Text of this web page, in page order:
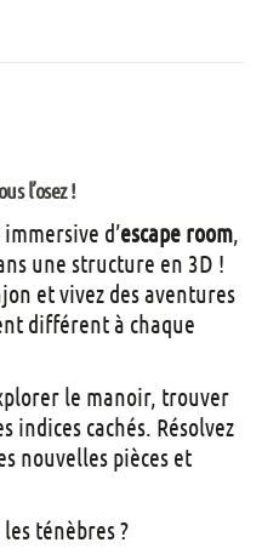
l’osez !
d’escape room,
une structure en 3D !
et vivez des aventures
différent à chaque
le manoir, trouver
indices cachés. Résolvez
nouvelles pièces et
ténèbres ?